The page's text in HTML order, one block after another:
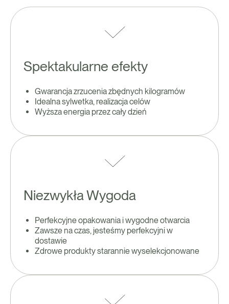
Spektakularne efekty
Gwarancja zrzucenia zbędnych kilogramów
Idealna sylwetka, realizacja celów
Wyższa energia przez cały dzień
Niezwykła Wygoda
Perfekcyjne opakowania i wygodne otwarcia
Zawsze na czas, jesteśmy perfekcyjni w
dostawie
Zdrowe produkty starannie wyselekcjonowane